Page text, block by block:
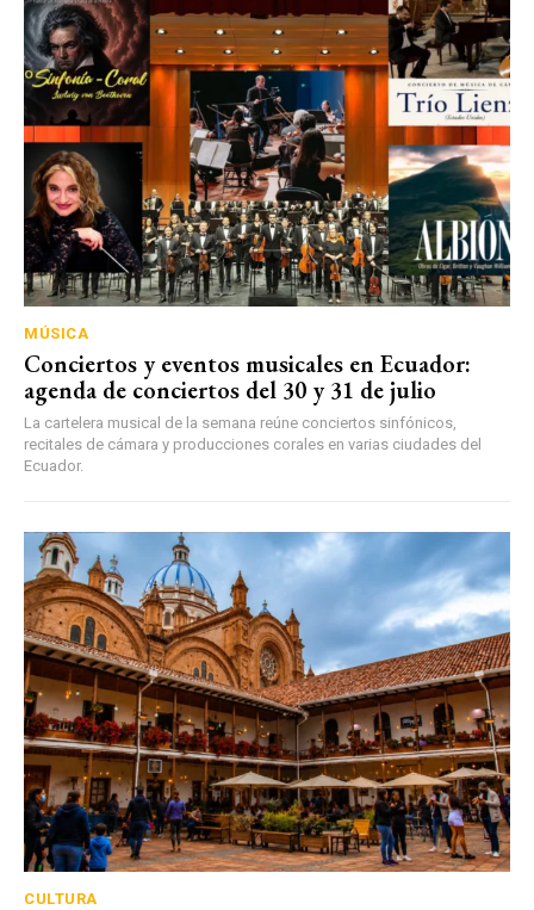
MÚSICA
Conciertos y eventos musicales en Ecuador:
agenda de conciertos del 30 y 31 de julio
La cartelera musical de la semana reúne conciertos sinfónicos,
recitales de cámara y producciones corales en varias ciudades del
Ecuador.
CULTURA